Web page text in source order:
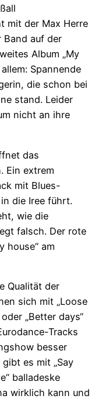
mit der Max Herre
Band auf der
Album „My
Spannende
die schon bei
stand. Leider
nicht an ihre
das
Ein extrem
mit Blues-
die Iree führt.
wie die
falsch. Der rote
house“ am
Qualität der
sich mit „Loose
„Better days“
Tracks
besser
es mit „Say
balladeske
wirklich kann und